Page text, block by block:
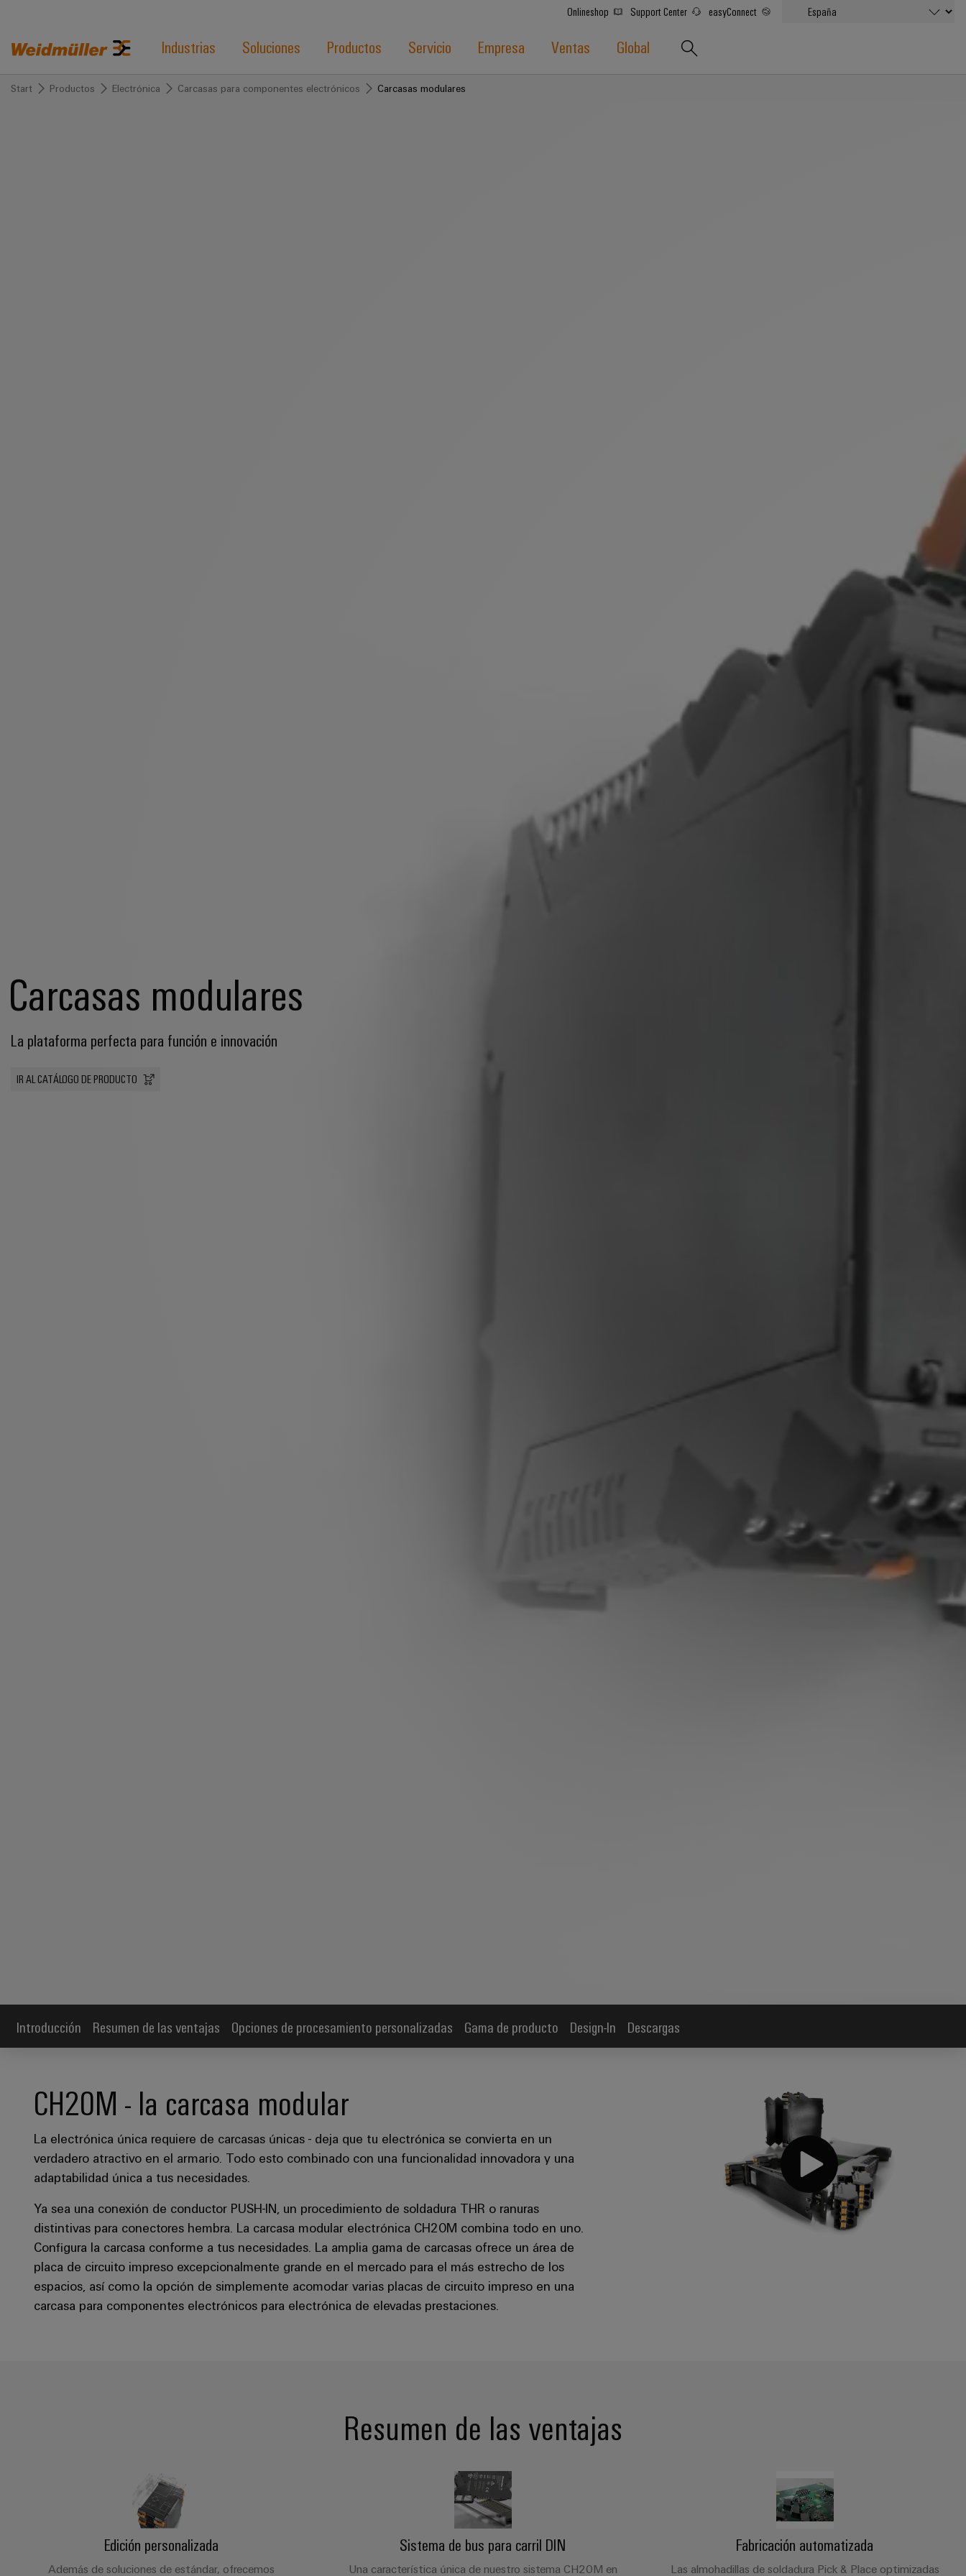
Onlineshop Support Center easyConnect
Industrias Soluciones Productos Servicio Empresa Ventas Global
Start Productos Electrónica Carcasas para componentes electrónicos Carcasas modulares
Carcasas modulares
La plataforma perfecta para función e innovación
IR AL CATÁLOGO DE PRODUCTO
Introducción Resumen de las ventajas Opciones de procesamiento personalizadas Gama de producto Design-In Descargas
CH20M - la carcasa modular
La electrónica única requiere de carcasas únicas - deja que tu electrónica se convierta en un
verdadero atractivo en el armario. Todo esto combinado con una funcionalidad innovadora y una
adaptabilidad única a tus necesidades.
Ya sea una conexión de conductor PUSH-IN, un procedimiento de soldadura THR o ranuras
distintivas para conectores hembra. La carcasa modular electrónica CH20M combina todo en uno.
Configura la carcasa conforme a tus necesidades. La amplia gama de carcasas ofrece un área de
placa de circuito impreso excepcionalmente grande en el mercado para el más estrecho de los
espacios, así como la opción de simplemente acomodar varias placas de circuito impreso en una
carcasa para componentes electrónicos para electrónica de elevadas prestaciones.
Resumen de las ventajas
Edición personalizada
Además de soluciones de estándar, ofrecemos
Sistema de bus para carril DIN
Una característica única de nuestro sistema CH20M en
Fabricación automatizada
Las almohadillas de soldadura Pick & Place optimizadas